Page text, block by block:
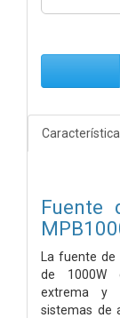
Fuente
La fuente
de 1000W
extrema y
sistemas de